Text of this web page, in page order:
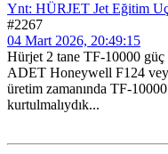
Ynt: HÜRJET Jet Eğitim
#2267
04 Mart 2026, 20:49:15
Hürjet 2 tane TF-10000 güç
ADET Honeywell F124
üretim zamanında TF-
kurtulmalıydık...